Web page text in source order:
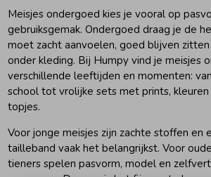
Meisjes ondergoed kies je vooral op
gebruiksgemak. Ondergoed draag je de
moet zacht aanvoelen, goed blijven
onder kleding. Bij Humpy vind je meisjes
verschillende leeftijden en momenten:
school tot vrolijke sets met prints,
topjes.
Voor jonge meisjes zijn zachte stoffen en
tailleband vaak het belangrijkst. Voor
tieners spelen pasvorm, model en